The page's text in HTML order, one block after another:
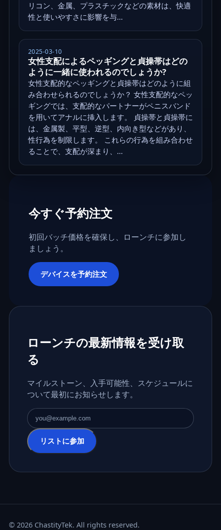
リコン、金属、プラスチックなどの素材は、快適
性と使いやすさに影響を与...
2025-03-10
女性支配によるペッギングと貞操帯はどの
ように一緒に使われるのでしょうか?
女性支配的なペッギングと貞操帯はどのように組
み合わせられるのでしょうか？ 女性支配的なペッ
ギングでは、支配的なパートナーがペニスバンド
を用いてアナルに挿入します。 貞操帯と貞操帯に
は、金属製、平型、逆型、内向き型などがあり、
性行為を制限します。 これらの行為を組み合わせ
ることで、支配が深まり、...
今すぐ予約注文
初回バッチ価格を確保し、ローンチに参加し
ましょう。
デバイスを予約注文
ローンチの最新情報を受け取
る
マイルストーン、入手可能性、スケジュールに
ついて最初にお知らせします。
メールアドレス
リストに参加
© 2026 ChastityTek. All rights reserved.